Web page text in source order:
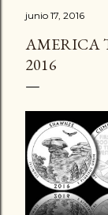
junio 17, 2016
AMERICA
2016